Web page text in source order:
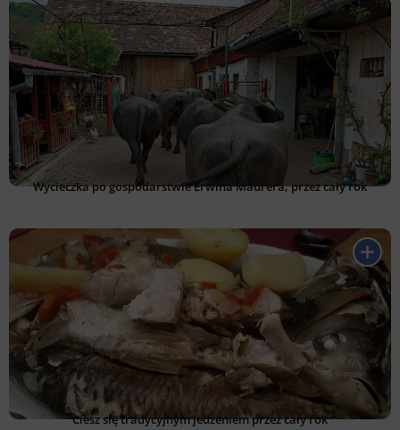
Wycieczka po gospodarstwie Erwina Maurera, przez cały rok
Ciesz się tradycyjnym jedzeniem przez cały rok